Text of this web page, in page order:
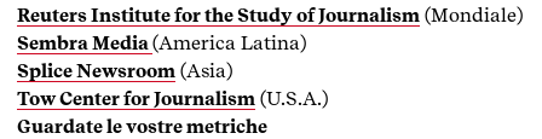
Reuters Institute for the Study of Journalism (Mondiale)
Sembra Media (America Latina)
Splice Newsroom (Asia)
Tow Center for Journalism (U.S.A.)
Guardate le vostre metriche